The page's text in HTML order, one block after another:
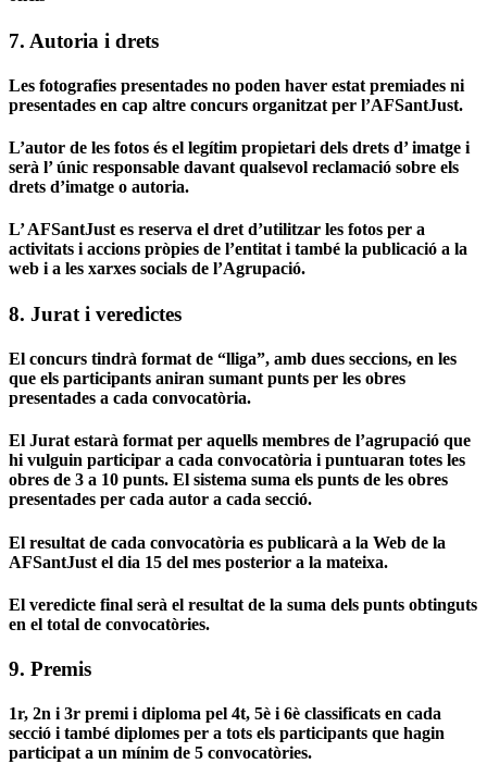
7. Autoria i drets
Les fotografies presentades no poden haver estat premiades ni
presentades en cap altre concurs organitzat per l’AFSantJust.
L’autor de les fotos és el legítim propietari dels drets d’ imatge i
serà l’ únic responsable davant qualsevol reclamació sobre els
drets d’imatge o autoria.
L’ AFSantJust es reserva el dret d’utilitzar les fotos per a
activitats i accions pròpies de l’entitat i també la publicació a la
web i a les xarxes socials de l’Agrupació.
8. Jurat i veredictes
El concurs tindrà format de “lliga”, amb dues seccions, en les
que els participants aniran sumant punts per les obres
presentades a cada convocatòria.
El Jurat estarà format per aquells membres de l’agrupació que
hi vulguin participar a cada convocatòria i puntuaran totes les
obres de 3 a 10 punts. El sistema suma els punts de les obres
presentades per cada autor a cada secció.
El resultat de cada convocatòria es publicarà a la Web de la
AFSantJust el dia 15 del mes posterior a la mateixa.
El veredicte final serà el resultat de la suma dels punts obtinguts
en el total de convocatòries.
9. Premis
1r, 2n i 3r premi i diploma pel 4t, 5è i 6è classificats en cada
secció i també diplomes per a tots els participants que hagin
participat a un mínim de 5 convocatòries.